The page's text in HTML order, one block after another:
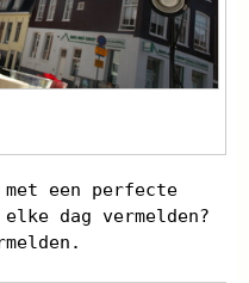
met een perfecte
dag vermelden?